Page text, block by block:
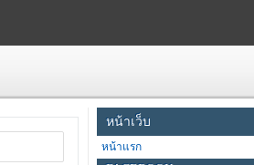
หน้าเว็บ
หน้าแรก